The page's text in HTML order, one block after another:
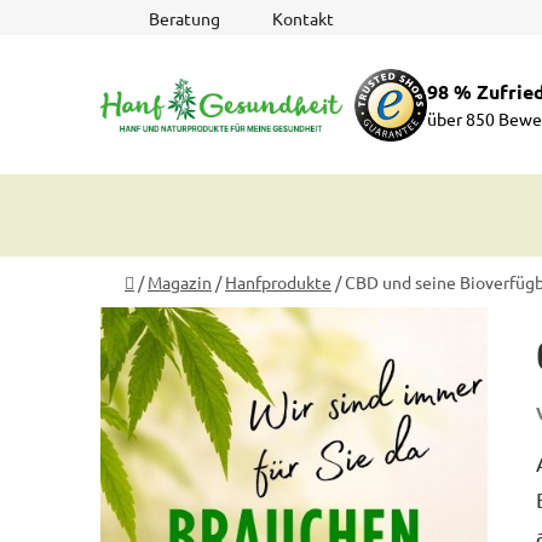
Beratung Kontakt
98 %
über 850
Startseite
/ Magazin / Hanfprodukte /CBD und seine
S
e
i
t
e
n
l